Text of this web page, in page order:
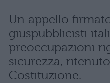
Un appello
giuspubblicisti
preoccupazioni
sicurezza,
Costituzione.